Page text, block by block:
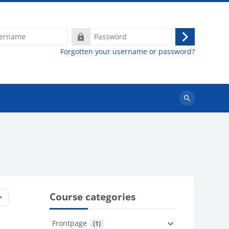
Password
Log
in
Forgotten your username or password?
Search
Course categories
Frontpage (1)